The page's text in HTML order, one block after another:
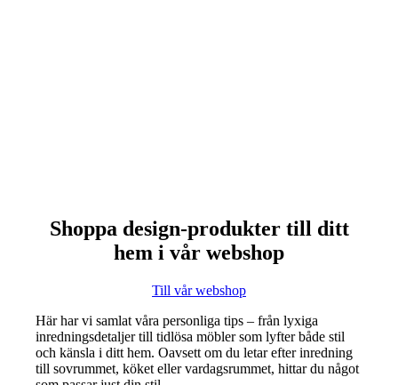
Shoppa design-produkter till ditt
hem i vår webshop
Till vår webshop
Här har vi samlat våra personliga tips – från lyxiga
inredningsdetaljer till tidlösa möbler som lyfter både stil
och känsla i ditt hem. Oavsett om du letar efter inredning
till sovrummet, köket eller vardagsrummet, hittar du något